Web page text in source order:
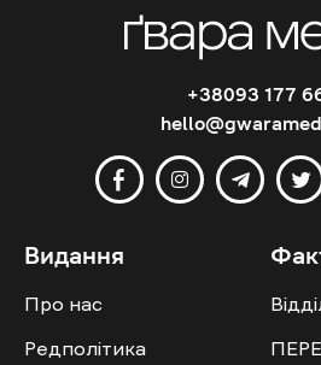
+38093 177
Видання
Про нас
Редполітика